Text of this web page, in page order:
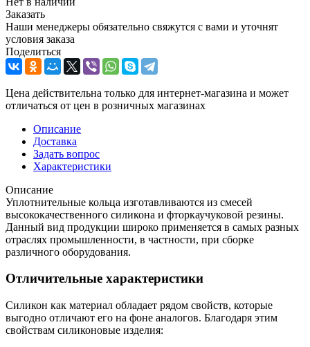
Заказать
Наши менеджеры обязательно свяжутся с вами и уточнят
условия заказа
Поделиться
Цена действительна только для интернет-магазина и может
отличаться от цен в розничных магазинах
Описание
Доставка
Задать вопрос
Характеристики
Описание
Уплотнительные кольца изготавливаются из смесей
высококачественного силикона и фторкаучуковой резины.
Данный вид продукции широко применяется в самых разных
отраслях промышленности, в частности, при сборке
различного оборудования.
Отличительные характеристики
Силикон как материал обладает рядом свойств, которые
выгодно отличают его на фоне аналогов. Благодаря этим
свойствам силиконовые изделия: